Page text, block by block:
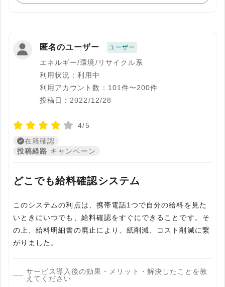
匿名のユーザー ユーザー
エネルギー/環境/リサイクル系
利用状況：利用中
利用アカウント数：101件〜200件
投稿日：2022/12/28
4/5
在籍確認
投稿経路 キャンペーン
どこでも給料確認システム
このシステムの利点は、携帯電話1つで自分の給料を見た
いときにいつでも、給料確認をすぐにできることです。そ
の上、給料明細書の廃止により、紙削減、コスト削減に繋
がりました。
サービス導入後の効果・メリット・解決したことを教
えてください